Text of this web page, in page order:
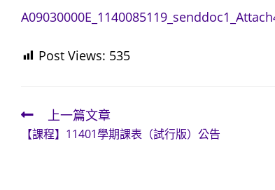
Post Views: 535
Read
more
上一篇文章
【課程】11401學期課表（試行版）公告